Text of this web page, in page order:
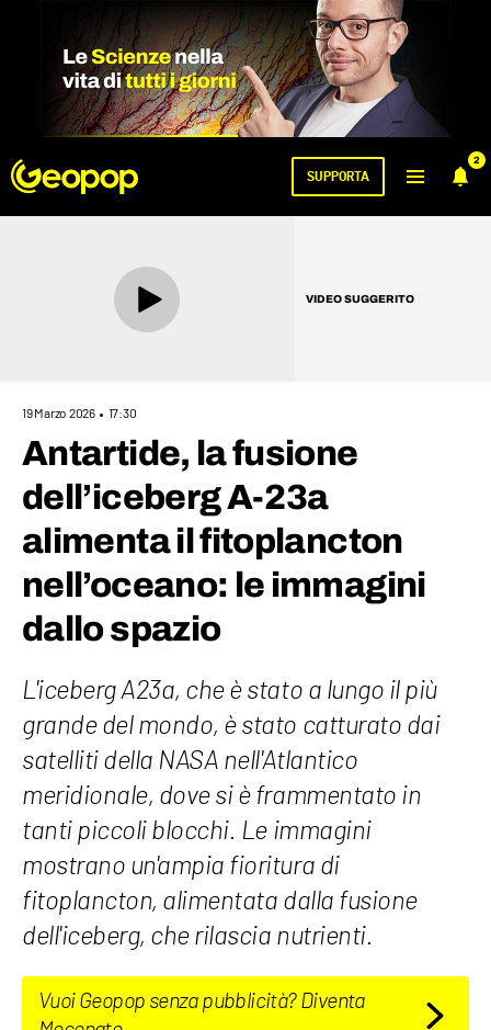
2
SUPPORTA
VIDEO SUGGERITO
19 Marzo 2026 17:30
Antartide, la fusione
dell’iceberg A-23a
alimenta il fitoplancton
nell’oceano: le immagini
dallo spazio
L'iceberg A23a, che è stato a lungo il più
grande del mondo, è stato catturato dai
satelliti della NASA nell'Atlantico
meridionale, dove si è frammentato in
tanti piccoli blocchi. Le immagini
mostrano un'ampia fioritura di
fitoplancton, alimentata dalla fusione
dell'iceberg, che rilascia nutrienti.
Vuoi Geopop senza pubblicità? Diventa